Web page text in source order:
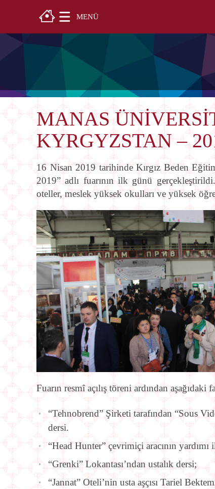
MENÜ
MANAS
KYRGYZSTAN –
16 Nisan 2019 tarihinde Kırgız Beden
2019” adlı fuarının ilk günü
oteller, meslek yüksek okulları ve yüksek
Fuarın resmî açılış töreni ardından aşağıdaki
“Tehnobrend” Şirketi tarafından “Sous
dersi.
“Head Hunter” çevrimiçi araсının
“Grenki” Lokantası’ndan ustalık dersi;
“Jannat” Oteli’nin usta aşçısı Tariel